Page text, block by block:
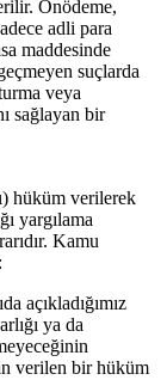
Önödeme,
adli para
maddesinde
suçlarda
veya
sağlayan bir
hüküm verilerek
yargılama
Kamu
açıkladığımız
ya da
verilen bir hüküm